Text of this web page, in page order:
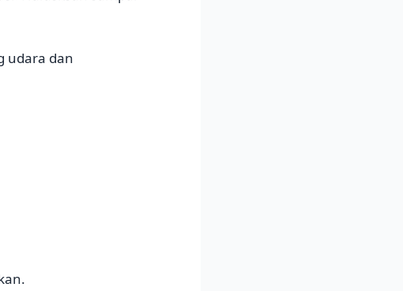
udara dan